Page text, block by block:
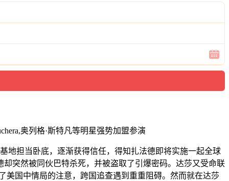
奥列格·斯特凡等明星强势加盟参演
地担当卧底，逐渐获得信任，得知扎法德即将实施一起全球
突然被同伙巴特杀死，并被盗取了引爆密码。达莎又受命联
美国中情局的注意，跨国追查遇到重重阻碍。然而就在达莎